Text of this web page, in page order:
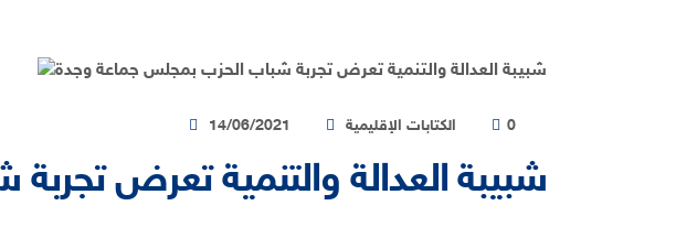
14/06/2021 الكتابات الإقليمية 0
شبيبة العدالة والتنمية تعرض